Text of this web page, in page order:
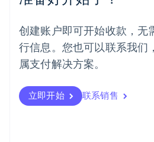
创建账户即可开始收款，无
行信息。您也可以联系我们
属支付解决方案。
立即开始 联系销售
葡萄牙
Português English
日本
日本語English
瑞典
瑞士
DeutschFrançais